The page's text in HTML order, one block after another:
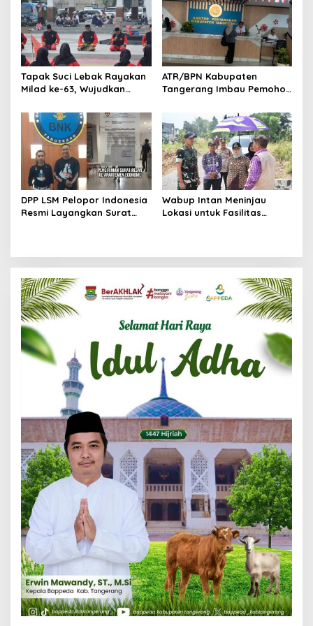
Tapak Suci Lebak Rayakan
Milad ke-63, Wujudkan
Menuju Kancah Dunia
ATR/BPN Kabupaten
Tangerang Imbau Pemohon
Berkas Mandek
DPP LSM Pelopor Indonesia
Resmi Layangkan Surat
Wabup Intan Meninjau
Lokasi untuk Fasilitas